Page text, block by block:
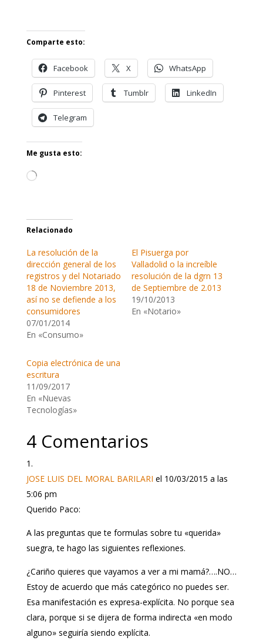
Comparte esto:
Facebook X WhatsApp
Pinterest Tumblr LinkedIn
Telegram
Me gusta esto:
Cargando...
Relacionado
La resolución de la
dirección general de los
registros y del Notariado
18 de Noviembre 2013,
así no se defiende a los
consumidores
07/01/2014
En «Consumo»
El Pisuerga por
Valladolid o la increíble
resolución de la dgrn 13
de Septiembre de 2.013
19/10/2013
En «Notario»
Copia electrónica de una
escritura
11/09/2017
En «Nuevas
Tecnologías»
4 Comentarios
JOSE LUIS DEL MORAL BARILARI el 10/03/2015 a las
5:06 pm
Querido Paco:
A las preguntas que te formulas sobre tu «querida»
suegra, te hago las siguientes reflexiones.
¿Cariño quieres que vayamos a ver a mi mamá?….NO…
Estoy de acuerdo que más categórico no puedes ser.
Esa manifestación es expresa-explícita. No porque sea
clara, porque si se dijera de forma indirecta «en modo
alguno» seguiría siendo explícita.